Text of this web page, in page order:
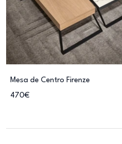
Mesa de Centro Firenze
470€